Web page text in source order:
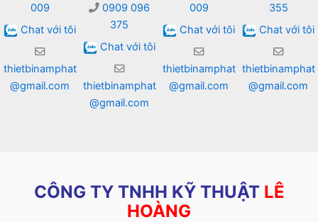
009
Chat với tôi
thietbinamphat
@gmail.com
0909 096
375
Chat với tôi
thietbinamphat
@gmail.com
009
Chat với tôi
thietbinamphat
@gmail.com
355
Chat với tôi
thietbinamphat
@gmail.com
CÔNG TY TNHH KỸ THUẬT LÊ
HOÀNG